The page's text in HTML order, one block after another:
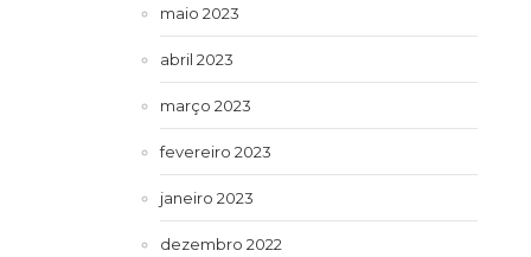
maio 2023
abril 2023
março 2023
fevereiro 2023
janeiro 2023
dezembro 2022